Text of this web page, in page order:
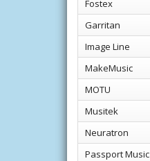
Fostex
Garritan
Image Line
MakeMusic
MOTU
Musitek
Neuratron
Passport Music